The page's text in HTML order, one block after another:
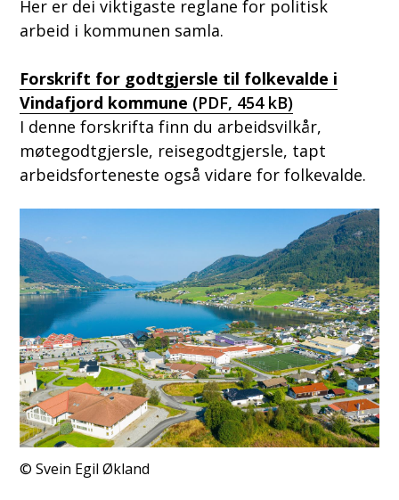
Her er dei viktigaste reglane for politisk
arbeid i kommunen samla.
Forskrift for godtgjersle til folkevalde i
Vindafjord kommune (PDF, 454 kB)
I denne forskrifta finn du arbeidsvilkår,
møtegodtgjersle, reisegodtgjersle, tapt
arbeidsforteneste også vidare for folkevalde.
Svein Egil Økland